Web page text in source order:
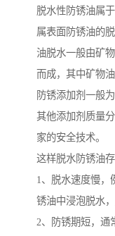
脱水性防锈油属
属表面防锈油的
油脱水一般由矿
而成，其中矿物
防锈添加剂一般
其他添加剂质量
家的安全技术。
这样脱水防锈油
1、脱水速度慢，
锈油中浸泡脱水
2、防锈期短，通